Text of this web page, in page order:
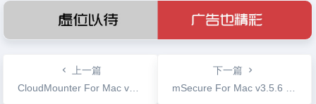
上一篇
CloudMounter For Mac v1.2.1 网盘本地化托盘程序
下一篇
mSecure For Mac v3.5.6 密码保护助手